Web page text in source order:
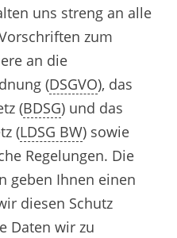
uns streng an alle
zum
an die
(DSGVO), das
(BDSG) und das
(LDSG BW) sowie
Regelungen. Die
geben Ihnen einen
diesen Schutz
Daten wir zu